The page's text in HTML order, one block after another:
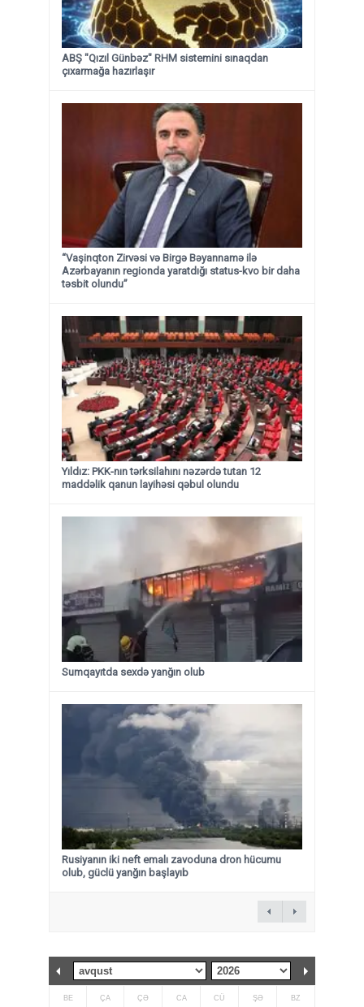
ABŞ "Qızıl Günbəz" RHM sistemini sınaqdan
çıxarmağa hazırlaşır
“Vaşinqton Zirvəsi və Birgə Bəyannamə ilə
Azərbayanın regionda yaratdığı status-kvo bir daha
təsbit olundu”
Yıldız: PKK-nın tərksilahını nəzərdə tutan 12
maddəlik qanun layihəsi qəbul olundu ​​​​​​​
Sumqayıtda sexdə yanğın olub
Rusiyanın iki neft emalı zavoduna dron hücumu
olub, güclü yanğın başlayıb
BE ÇA ÇƏ CA CÜ ŞƏ BZ